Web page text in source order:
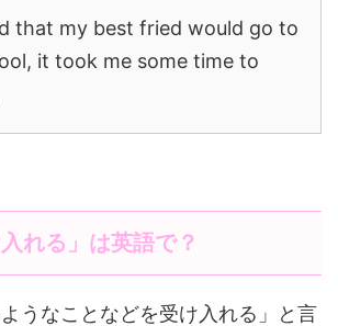
that my best fried would go to
it took me some time to
れる」は英語で？
ようなことなどを受け入れる」と言